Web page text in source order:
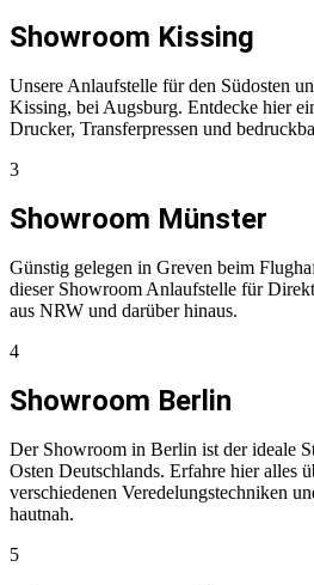
Showroom Kissing
Unsere Anlaufstelle für den Südosten
Kissing, bei Augsburg. Entdecke hier
Drucker, Transferpressen und
3
Showroom Münster
Günstig gelegen in Greven beim
dieser Showroom Anlaufstelle für
aus NRW und darüber hinaus.
4
Showroom Berlin
Der Showroom in Berlin ist der ideale
Osten Deutschlands. Erfahre hier alles
verschiedenen Veredelungstechniken
hautnah.
5